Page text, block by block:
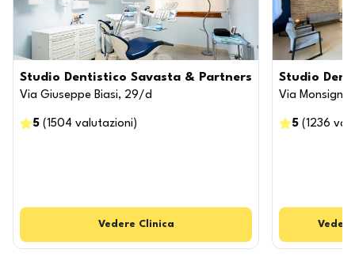
Studio Dentistico Savasta & Partners
Via Giuseppe Biasi, 29/d
5 (1504 valutazioni )
Vedere Clinica
Studio
Via
5 (1236
Vedere